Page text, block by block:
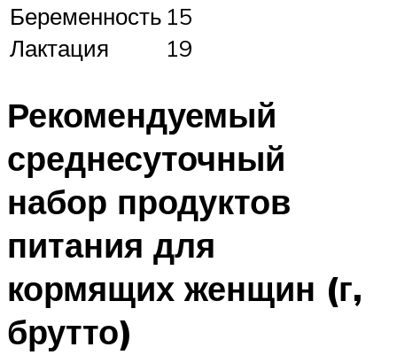
Беременность 15
Лактация
19
Рекомендуемый
среднесуточный
набор продуктов
питания для
кормящих женщин (г,
брутто)